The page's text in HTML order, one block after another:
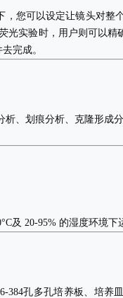
您可以设定让镜头对
光实验时，用户则可以
完成。
、划痕分析、克隆形成
及 20-95% 的湿度环境下
孔多孔培养板、培养